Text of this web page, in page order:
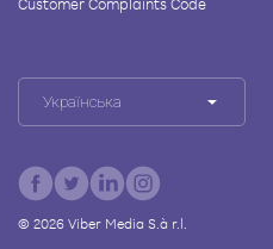
Українська
© 2026Viber Media S.à r.l.